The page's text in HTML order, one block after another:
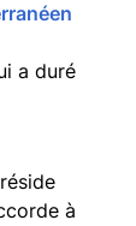
a duré
à